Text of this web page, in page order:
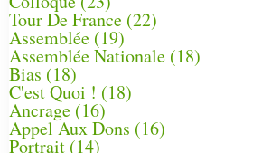
Tour De France (22)
Assemblée (19)
Assemblée Nationale (18)
Bias (18)
C'est Quoi ! (18)
Ancrage (16)
Appel Aux Dons (16)
Portrait (14)